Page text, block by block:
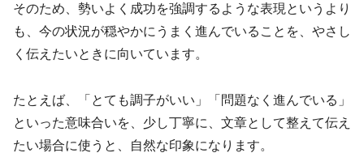
そのため、勢いよく成功を強調するような表現というより
も、今の状況が穏やかにうまく進んでいることを、やさし
く伝えたいときに向いています。
たとえば、「とても調子がいい」「問題なく進んでいる」
といった意味合いを、少し丁寧に、文章として整えて伝え
たい場合に使うと、自然な印象になります。